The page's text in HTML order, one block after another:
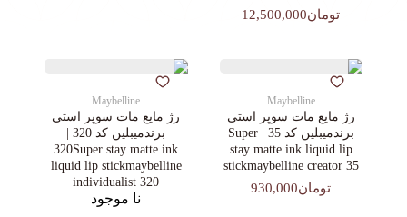
تومان12,500,000
Maybelline
رژ مایع مات سوپر استی‌
برندمیبلین کد 35 | Super
stay matte ink liquid lip
stickmaybelline creator 35
تومان930,000
Maybelline
رژ مایع مات سوپر استی‌
برندمیبلین کد 320 |
320Super stay matte ink
liquid lip stickmaybelline
individualist 320
نا موجود